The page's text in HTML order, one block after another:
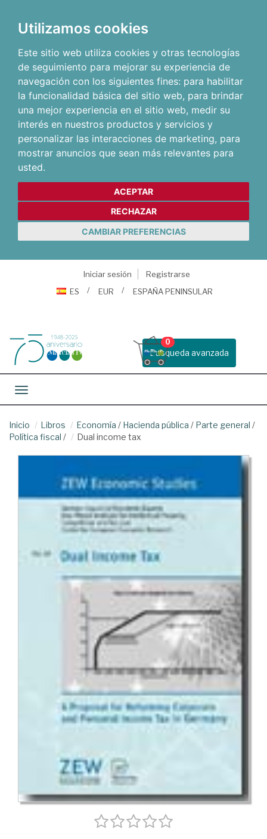
Utilizamos cookies
Este sitio web utiliza cookies y otras tecnologías
de seguimiento para mejorar su experiencia de
navegación con los siguientes fines: para habilitar
la funcionalidad básica del sitio web, para brindar
una mejor experiencia en el sitio web, medir su
interés en nuestros productos y servicios y
personalizar las interacciones de marketing, para
mostrar anuncios que sean más relevantes para
usted.
ACEPTAR
RECHAZAR
CAMBIAR PREFERENCIAS
Iniciar sesión
Registrarse
ES
EUR ESPAÑA PENINSULAR
Busqueda avanzada
0
Toggle navigation
Inicio Libros Economía / Hacienda pública / Parte general /
Política fiscal / Dual income tax